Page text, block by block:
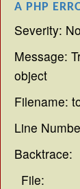
A PHP
Severity:
Message:
object
Filename:
Line
Backtrace:
File: